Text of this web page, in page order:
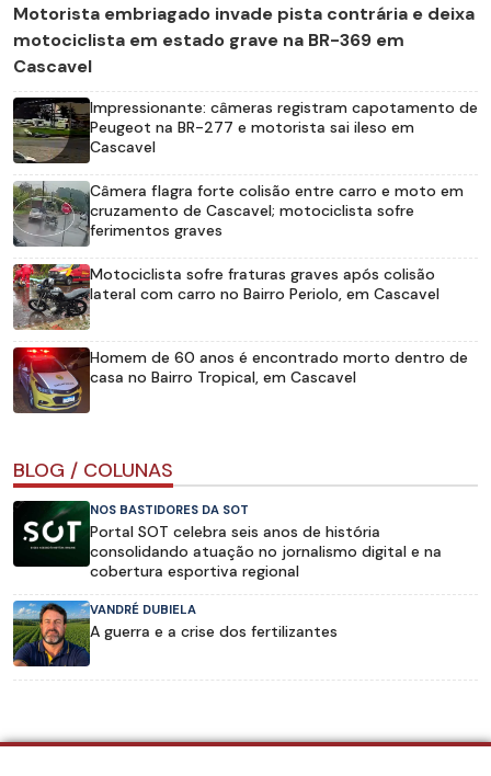
Motorista embriagado invade pista contrária e deixa
motociclista em estado grave na BR-369 em
Cascavel
Impressionante: câmeras registram capotamento de
Peugeot na BR-277 e motorista sai ileso em
Cascavel
Câmera flagra forte colisão entre carro e moto em
cruzamento de Cascavel; motociclista sofre
ferimentos graves
Motociclista sofre fraturas graves após colisão
lateral com carro no Bairro Periolo, em Cascavel
Homem de 60 anos é encontrado morto dentro de
casa no Bairro Tropical, em Cascavel
BLOG / COLUNAS
NOS BASTIDORES DA SOT
Portal SOT celebra seis anos de história
consolidando atuação no jornalismo digital e na
cobertura esportiva regional
VANDRÉ DUBIELA
A guerra e a crise dos fertilizantes